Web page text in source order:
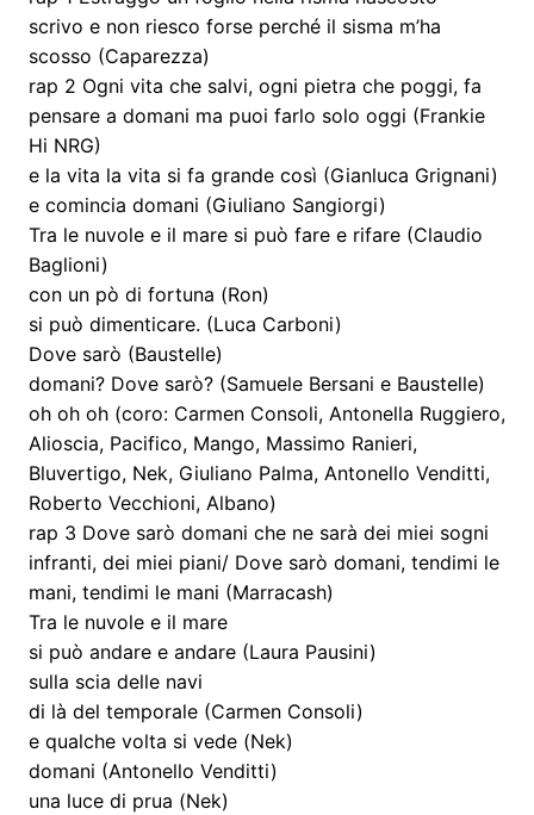
scrivo e non riesco forse perché il sisma m’ha
scosso (Caparezza)
rap 2 Ogni vita che salvi, ogni pietra che poggi, fa
pensare a domani ma puoi farlo solo oggi (Frankie
Hi NRG)
e la vita la vita si fa grande così (Gianluca Grignani)
e comincia domani (Giuliano Sangiorgi)
Tra le nuvole e il mare si può fare e rifare (Claudio
Baglioni)
con un pò di fortuna (Ron)
si può dimenticare. (Luca Carboni)
Dove sarò (Baustelle)
domani? Dove sarò? (Samuele Bersani e Baustelle)
oh oh oh (coro: Carmen Consoli, Antonella Ruggiero,
Alioscia, Pacifico, Mango, Massimo Ranieri,
Bluvertigo, Nek, Giuliano Palma, Antonello Venditti,
Roberto Vecchioni, Albano)
rap 3 Dove sarò domani che ne sarà dei miei sogni
infranti, dei miei piani/ Dove sarò domani, tendimi le
mani, tendimi le mani (Marracash)
Tra le nuvole e il mare
si può andare e andare (Laura Pausini)
sulla scia delle navi
di là del temporale (Carmen Consoli)
e qualche volta si vede (Nek)
domani (Antonello Venditti)
una luce di prua (Nek)